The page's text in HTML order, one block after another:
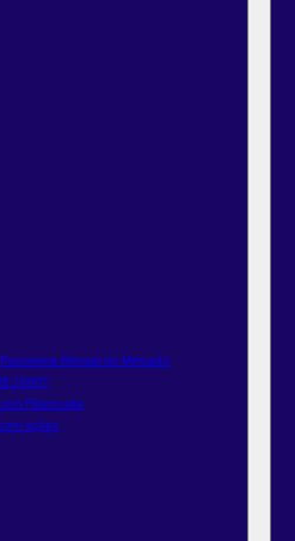
Mensal do Mercado
1000?
Fiisem alta
ações